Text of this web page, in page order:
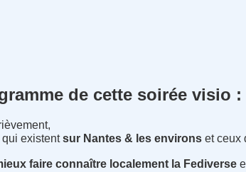
de cette soirée visio :
qui existentsur Nantes & les environs et ceux
faire connaître localement la Fediverse